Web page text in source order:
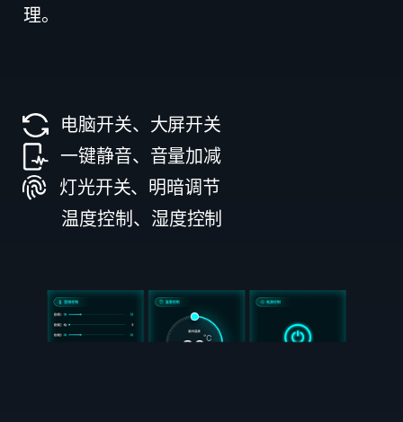
理。
电脑开关、大屏开关
一键静音、音量加减
灯光开关、明暗调节
温度控制、湿度控制